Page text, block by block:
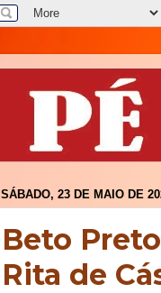
SÁBADO, 23 DE MAIO DE
Beto
Rita de